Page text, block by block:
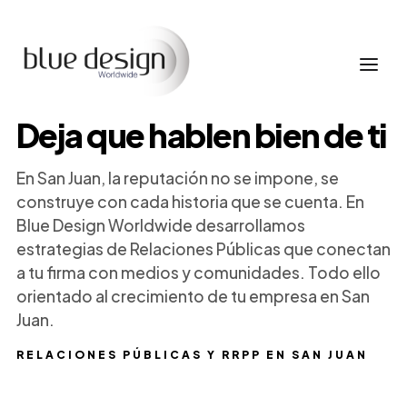
RELACIONES PÚBLICAS Y RRPP EN SAN JUAN
Deja que hablen bien de ti
En San Juan, la reputación no se impone, se
construye con cada historia que se cuenta. En
Blue Design Worldwide desarrollamos
estrategias de Relaciones Públicas que conectan
a tu firma con medios y comunidades. Todo ello
orientado al crecimiento de tu empresa en San
Juan.